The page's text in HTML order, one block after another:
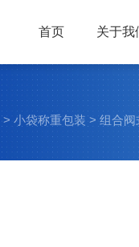
首页 关于我
>小袋称重包装> 组合阀